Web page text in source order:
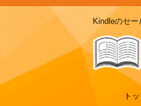
Kindleのセ
ト